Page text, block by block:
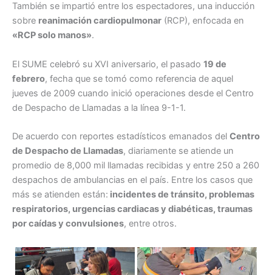
También se impartió entre los espectadores, una inducción
sobre reanimación cardiopulmonar (RCP), enfocada en
«RCP solo manos».
El SUME celebró su XVI aniversario, el pasado 19 de
febrero, fecha que se tomó como referencia de aquel
jueves de 2009 cuando inició operaciones desde el Centro
de Despacho de Llamadas a la línea 9-1-1.
De acuerdo con reportes estadísticos emanados del Centro
de Despacho de Llamadas, diariamente se atiende un
promedio de 8,000 mil llamadas recibidas y entre 250 a 260
despachos de ambulancias en el país. Entre los casos que
más se atienden están: incidentes de tránsito, problemas
respiratorios, urgencias cardiacas y diabéticas, traumas
por caídas y convulsiones, entre otros.